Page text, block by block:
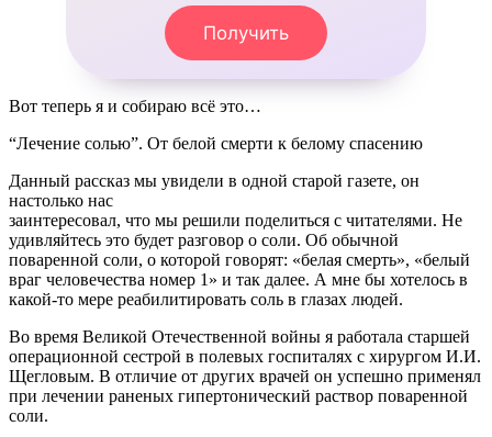
Получить
Вот теперь я и собираю всё это…
“Лечение солью”. От белой смерти к белому спасению
Данный рассказ мы увидели в одной старой газете, он
настолько нас
заинтересовал, что мы решили поделиться с читателями. Не
удивляйтесь это будет разговор о соли. Об обычной
поваренной соли, о которой говорят: «белая смерть», «белый
враг человечества номер 1» и так далее. А мне бы хотелось в
какой-то мере реабилитировать соль в глазах людей.
Во время Великой Отечественной войны я работала старшей
операционной сестрой в полевых госпиталях с хирургом И.И.
Щегловым. В отличие от других врачей он успешно применял
при лечении раненых гипертонический раствор поваренной
соли.